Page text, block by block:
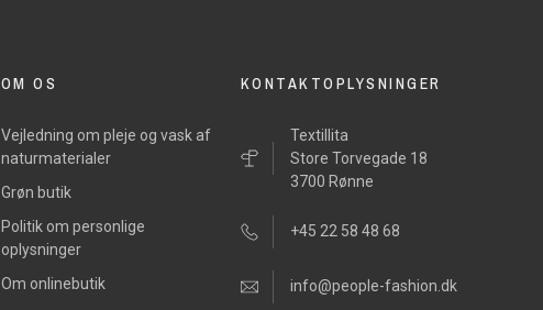
OM OS
Vejledning om pleje og vask af
naturmaterialer
Grøn butik
Politik om personlige
oplysninger
Om onlinebutik
KONTAKTOPLYSNINGER
Textillita
Store Torvegade 18
3700 Rønne
+45 22 58 48 68
info@people-fashion.dk